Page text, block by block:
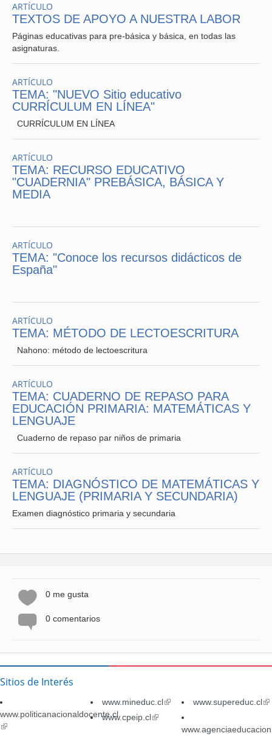
4 Antifaz de conejo
6 Canasta para la pascua
ARTÍCULO
TEXTOS DE APOYO A NUESTRA LABOR
Páginas educativas para pre-básica y básica, en todas las
asignaturas.
ARTÍCULO
TEMA: "NUEVO Sitio educativo
CURRÍCULUM EN LÍNEA"
CURRÍCULUM EN LÍNEA
ARTÍCULO
TEMA: RECURSO EDUCATIVO
"CUADERNIA" PREBÁSICA, BÁSICA Y
MEDIA
ARTÍCULO
TEMA: "Conoce los recursos didácticos de
España"
ARTÍCULO
TEMA: MÉTODO DE LECTOESCRITURA
Nahono: método de lectoescritura
ARTÍCULO
TEMA: CUADERNO DE REPASO PARA
EDUCACIÓN PRIMARIA: MATEMÁTICAS Y
LENGUAJE
Cuaderno de repaso par niños de primaria
ARTÍCULO
TEMA: DIAGNÓSTICO DE MATEMÁTICAS Y
LENGUAJE (PRIMARIA Y SECUNDARIA)
Examen diagnóstico primaria y secundaria
0 me gusta
0 comentarios
Sitios de Interés
www.politicanacionaldocente.cl
(link
www.mineduc.cl(link
external)
www.supereduc.cl
www.cpeip.cl(link